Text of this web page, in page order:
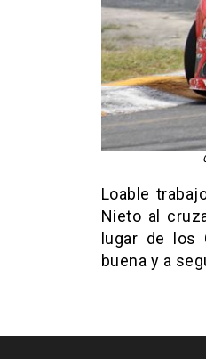
Loable
Nieto al
lugar de los
buena y a